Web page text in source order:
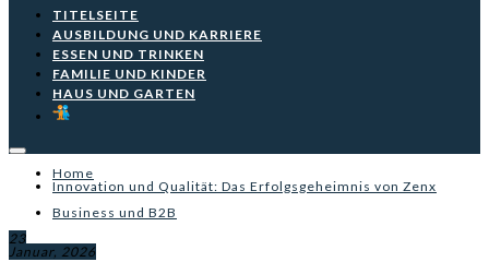
TITELSEITE
AUSBILDUNG UND KARRIERE
ESSEN UND TRINKEN
FAMILIE UND KINDER
HAUS UND GARTEN
Home
Innovation und Qualität: Das Erfolgsgeheimnis von Zenx
Business und B2B
23
Januar, 2026